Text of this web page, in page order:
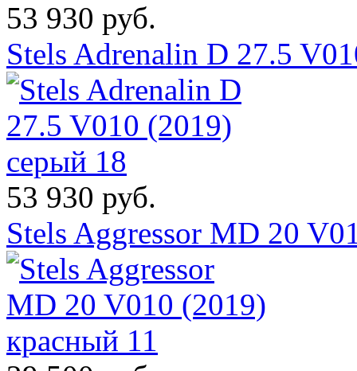
53 930 руб.
Stels Adrenalin D 27.5
53 930 руб.
Stels Aggressor MD 20